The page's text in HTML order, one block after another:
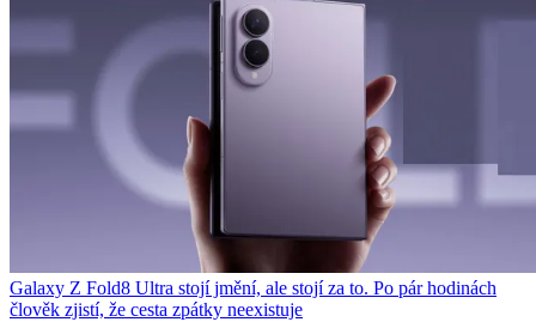
Galaxy Z Fold8 Ultra stojí jmění, ale stojí za to. Po pár hodinách
člověk zjistí, že cesta zpátky neexistuje